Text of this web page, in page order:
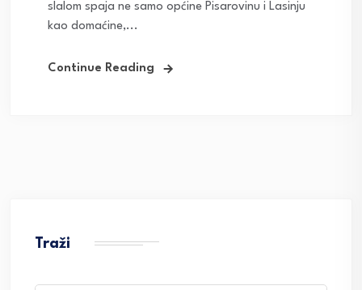
slalom spaja ne samo općine Pisarovinu i Lasinju
kao domaćine,...
Continue Reading
Traži